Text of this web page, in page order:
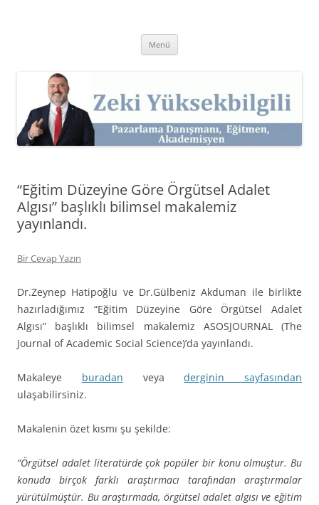
Kişisel Web Sitesi.
Menü
“Eğitim Düzeyine Göre Örgütsel Adalet
Algısı” başlıklı bilimsel makalemiz
yayınlandı.
Bir Cevap Yazın
Dr.Zeynep Hatipoğlu ve Dr.Gülbeniz Akduman ile birlikte
hazırladığımız “Eğitim Düzeyine Göre Örgütsel Adalet
Algısı” başlıklı bilimsel makalemiz ASOSJOURNAL (The
Journal of Academic Social Science)’da yayınlandı.
Makaleye buradan veyaderginin sayfasından
ulaşabilirsiniz.
Makalenin özet kısmı şu şekilde:
“Örgütsel adalet literatürde çok popüler bir konu olmuştur. Bu
konuda birçok farklı araştırmacı tarafından araştırmalar
yürütülmüştür. Bu araştırmada, örgütsel adalet algısı ve eğitim